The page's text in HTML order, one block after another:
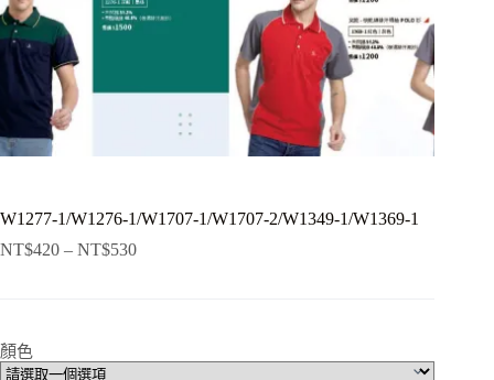
W1277-1/W1276-1/W1707-1/W1707-2/W1349-1/W1369-1
NT$420 – NT$530
顏色